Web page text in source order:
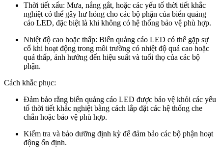
Thời tiết xấu: Mưa, nắng gắt, hoặc các yếu tố thời tiết khắc
nghiệt có thể gây hư hỏng cho các bộ phận của biển quảng
cáo LED, đặc biệt là khi không có hệ thống bảo vệ phù hợp.
Nhiệt độ cao hoặc thấp: Biển quảng cáo LED có thể gặp sự
cố khi hoạt động trong môi trường có nhiệt độ quá cao hoặc
quá thấp, ảnh hưởng đến hiệu suất và tuổi thọ của các bộ
phận.
Cách khắc phục:
Đảm bảo rằng biển quảng cáo LED được bảo vệ khỏi các yếu
tố thời tiết khắc nghiệt bằng cách lắp đặt các hệ thống che
chắn hoặc bảo vệ phù hợp.
Kiểm tra và bảo dưỡng định kỳ để đảm bảo các bộ phận hoạt
động ổn định.